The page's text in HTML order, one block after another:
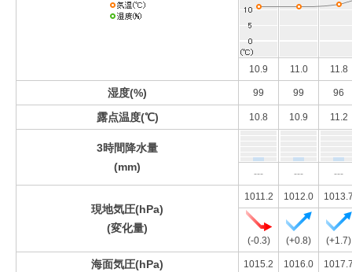
10.9 11.0 11.8
湿度(%) 99 99 96
露点温度(℃) 10.8 10.9 11.2
3時間降水量
(mm)
--- --- ---
現地気圧(hPa)
(変化量)
1011.2 1012.0
(-0.3) (+0.8) (+1.7)
海面気圧(hPa) 1015.2 1016.0